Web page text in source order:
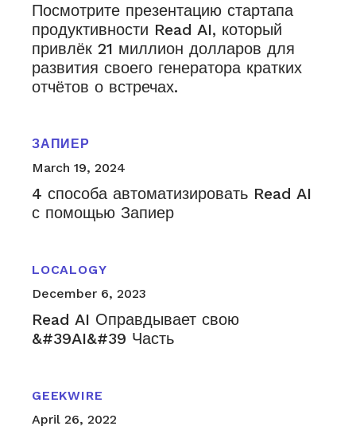
Посмотрите презентацию стартапа
продуктивности Read AI, который
привлёк 21 миллион долларов для
развития своего генератора кратких
отчётов о встречах.
ЗАПИЕР
March 19, 2024
4 способа автоматизировать Read AI
с помощью Запиер
LOCALOGY
December 6, 2023
Read AI Оправдывает свою
&#39AI&#39 Часть
GEEKWIRE
April 26, 2022